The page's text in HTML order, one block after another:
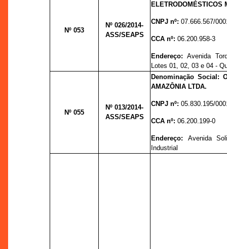
Nº 053
Nº 026/2014-
ASS/SEAPS
CNPJ nº:07.666.567/
CCA nº:06.200.958-3
Endereço:Avenida
Lotes 01, 02, 03 e 04 -
Nº 055
Nº 013/2014-
ASS/SEAPS
Denominação Social:
AMAZÔNIA LTDA.
CNPJ nº:05.830.195/
CCA nº:06.200.199-0
Endereço: Avenida
Industrial